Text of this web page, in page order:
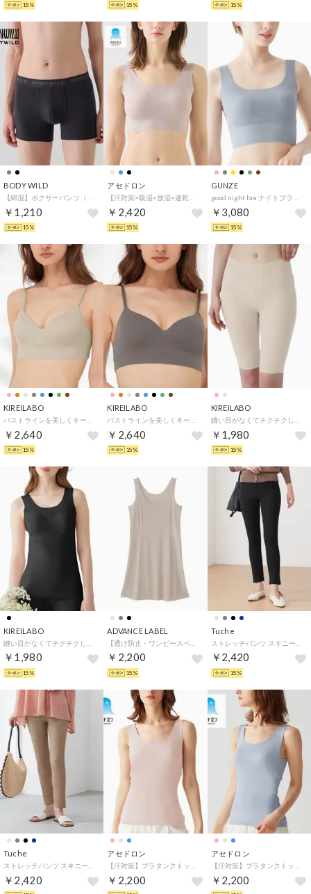
15% 15% 15%
BODY WILD
￥1,210
15%
アセドロン
￥2,420
15%
GUNZE
￥3,080
15%
KIREILABO
バストラインを美しくキープ ノンワイヤーブラジャー オーガニックコットン （ホワイトベージュ）
￥2,640
15%
KIREILABO
バストラインを美しくキープ ノンワイヤーブラジャー オーガニックコットン （グレー）
￥2,640
15%
KIREILABO
縫い目がなくてチクチクしにくい 5分丈ボトム オーガニックコットン【返品不可商品】 （ホワイトベージュ）
￥1,980
15%
KIREILABO
￥1,980
15%
ADVANCE LABEL
￥2,200
15%
Tuche
￥2,420
15%
Tuche
￥2,420
アセドロン
￥2,200
アセドロン
￥2,200